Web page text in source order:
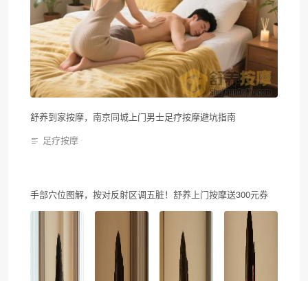
舒养到家按摩，南京同城上门男士足疗按摩避坑指南
足疗按摩
手部穴位图解，按对反射区调五脏！舒养上门按摩送300元券